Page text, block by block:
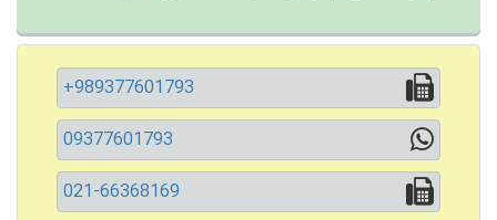
+989377601793
09377601793
021-66368169